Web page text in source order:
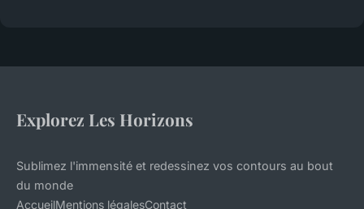
Explorez Les Horizons
Sublimez l'immensité et redessinez vos contours au bout
du monde
AccueilMentions légalesContact